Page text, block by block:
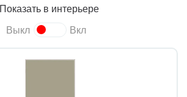
Показать в интерьере
Выкл Вкл